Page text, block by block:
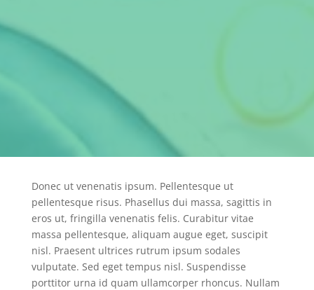
Donec ut venenatis ipsum. Pellentesque ut
pellentesque risus. Phasellus dui massa, sagittis in
eros ut, fringilla venenatis felis. Curabitur vitae
massa pellentesque, aliquam augue eget, suscipit
nisl. Praesent ultrices rutrum ipsum sodales
vulputate. Sed eget tempus nisl. Suspendisse
porttitor urna id quam ullamcorper rhoncus. Nullam